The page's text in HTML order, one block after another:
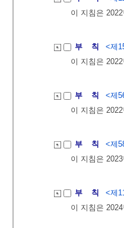
이 지침은
부 칙
<제
이 지침은
부 칙
<제
이 지침은
부 칙
<제
이 지침은
부 칙
<제
이 지침은